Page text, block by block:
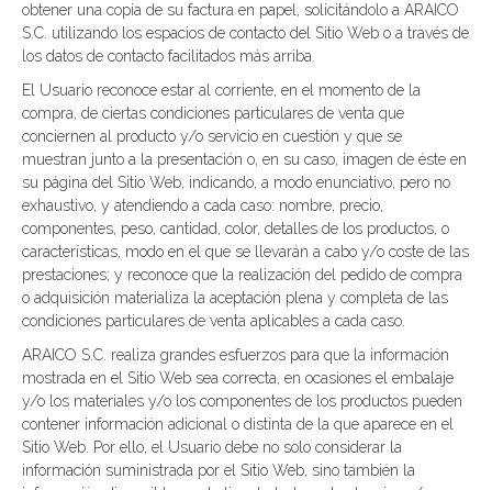
obtener una copia de su factura en papel, solicitándolo a ARAICO
S.C. utilizando los espacios de contacto del Sitio Web o a través de
los datos de contacto facilitados más arriba.
El Usuario reconoce estar al corriente, en el momento de la
compra, de ciertas condiciones particulares de venta que
conciernen al producto y/o servicio en cuestión y que se
muestran junto a la presentación o, en su caso, imagen de éste en
su página del Sitio Web, indicando, a modo enunciativo, pero no
exhaustivo, y atendiendo a cada caso: nombre, precio,
componentes, peso, cantidad, color, detalles de los productos, o
características, modo en el que se llevarán a cabo y/o coste de las
prestaciones; y reconoce que la realización del pedido de compra
o adquisición materializa la aceptación plena y completa de las
condiciones particulares de venta aplicables a cada caso.
ARAICO S.C. realiza grandes esfuerzos para que la información
mostrada en el Sitio Web sea correcta, en ocasiones el embalaje
y/o los materiales y/o los componentes de los productos pueden
contener información adicional o distinta de la que aparece en el
Sitio Web. Por ello, el Usuario debe no solo considerar la
información suministrada por el Sitio Web, sino también la